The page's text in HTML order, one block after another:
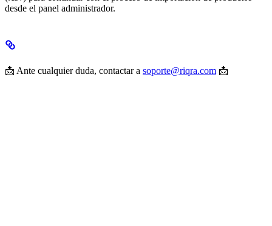
desde el panel administrador.
📩 Ante cualquier duda, contactar a soporte@riqra.com 📩